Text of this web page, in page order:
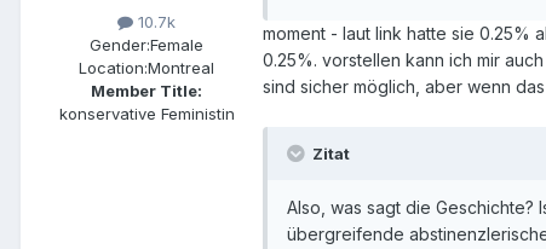
10.7k
Gender:Female
Location:Montreal
Member Title:
konservative Feministin
moment - laut link hatte sie 0.25%
0.25%. vorstellen kann ich mir
sind sicher möglich, aber wenn
Zitat
Also, was sagt die
übergreifende